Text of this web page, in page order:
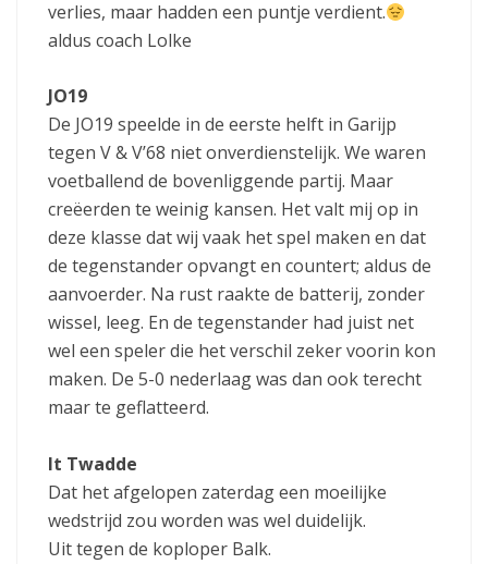
verlies, maar hadden een puntje verdient.
aldus coach Lolke
JO19
De JO19 speelde in de eerste helft in Garijp
tegen V & V’68 niet onverdienstelijk. We waren
voetballend de bovenliggende partij. Maar
creëerden te weinig kansen. Het valt mij op in
deze klasse dat wij vaak het spel maken en dat
de tegenstander opvangt en countert; aldus de
aanvoerder. Na rust raakte de batterij, zonder
wissel, leeg. En de tegenstander had juist net
wel een speler die het verschil zeker voorin kon
maken. De 5-0 nederlaag was dan ook terecht
maar te geflatteerd.
It Twadde
Dat het afgelopen zaterdag een moeilijke
wedstrijd zou worden was wel duidelijk.
Uit tegen de koploper Balk.